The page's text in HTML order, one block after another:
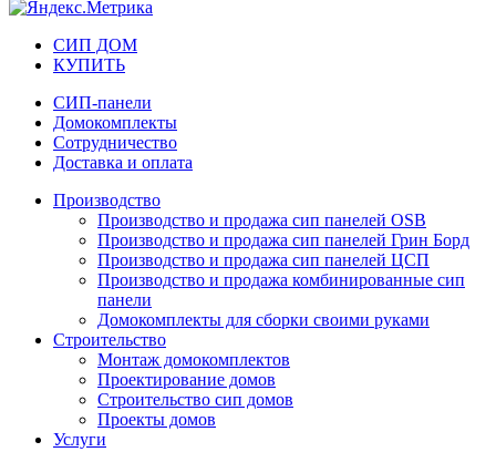
СИП ДОМ
КУПИТЬ
СИП-панели
Домокомплекты
Сотрудничество
Доставка и оплата
Производство
Производство и продажа сип панелей OSB
Производство и продажа сип панелей Грин Борд
Производство и продажа сип панелей ЦСП
Производство и продажа комбинированные сип
панели
Домокомплекты для сборки своими руками
Строительство
Монтаж домокомплектов
Проектирование домов
Строительство сип домов
Проекты домов
Услуги